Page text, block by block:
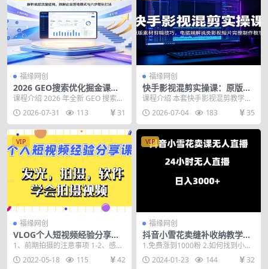
福缘网创
2026 GEO搜索优化掘金课：
解析底层流量逻辑，拆解企业
落地模式与六步增长打法
课程介绍 2026 年全新 GEO 搜索流
量成为低成本蓝海风口，多数企业
与从业者...
2026-07-31 113 31
福缘网创
快手影视混剪实操课：原版素
材剪辑技巧，电脑端解说类影
视短片完整制作教学
课程介绍 本套快手影视混剪教学适
合想靠影视短视频引流变现的新手
创作者，聚焦快手平...
2026-07-04 183 35
VIP
福缘网创
VLOG个人短视频经验分享
课，从发光，拍摄，软件，方
1、前期拍摄的注意事项 1-2、感光
度、快门是什么 2、常用的人物打
光方法 3、...
2022-05-18 115 42
VIP
福缘网创
抖音小雪花卖缝补收纳教学视
频课程，无人直播日入3000+
1.免费涨到1000粉 2.如何找到小雪
花链接 3.如何处理视频和音频素材
4....2024-01-23 144 32